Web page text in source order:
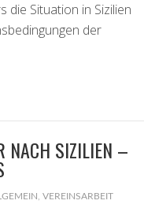
die Situation in Sizilien
der
NACH SIZILIEN –
,VEREINSARBEIT